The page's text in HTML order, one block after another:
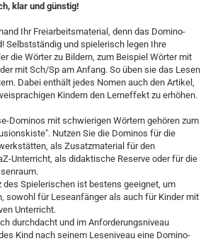
klar und günstig!
Ihr Freiarbeitsmaterial, denn das Domino-
Selbstständig und spielerisch legen Ihre
die Wörter zu Bildern, zum Beispiel Wörter mit
mit Sch/Sp am Anfang. So üben sie das Lesen
Dabei enthält jedes Nomen auch den Artikel,
Kindern den Lerneffekt zu erhöhen.
Dominos mit schwierigen Wörtern gehören zum
Nutzen Sie die Dominos für die
als Zusatzmaterial für den
Unterricht, als didaktische Reserve oder für die
des Spielerischen ist bestens geeignet, um
sowohl für Leseanfänger als auch für Kinder mit
Unterricht.
durchdacht und im Anforderungsniveau
Kind nach seinem Leseniveau eine Domino-